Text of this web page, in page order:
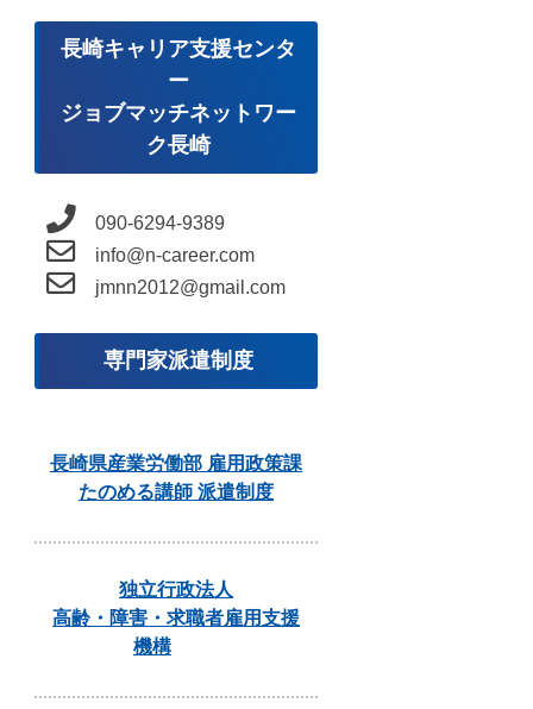
長崎キャリア支援センタ
ー
ジョブマッチネットワー
ク長崎
090-6294-9389
info@n-career.com
jmnn2012@gmail.com
専門家派遣制度
長崎県産業労働部 雇用政策課
たのめる講師 派遣制度
独立行政法人
高齢・障害・求職者雇用支援
機構